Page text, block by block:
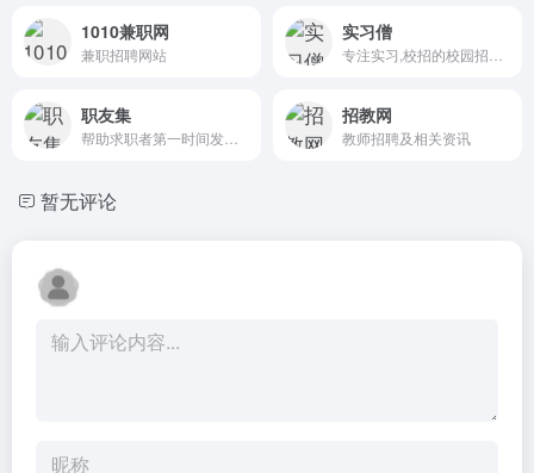
1010兼职网
兼职招聘网站
实习僧
职友集 招教网
教师招聘及相关资讯
暂无评论